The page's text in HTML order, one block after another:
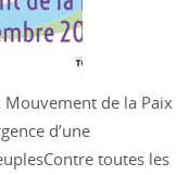
de la Paix
d’une
toutes les